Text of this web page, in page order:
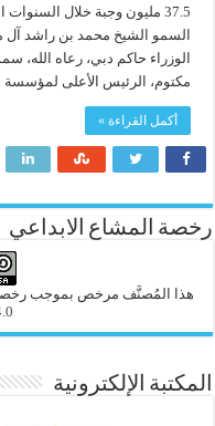
37.5 مليون وجبة خلال
السمو الشيخ محمد بن راشد
الوزراء حاكم دبي، رعاه الله،
مكتوم، الرئيس الأعلى
أكمل القراءة »
رخصة المشاع الابداعي
هذا المُصنَّف مرخص بموجب رخصة
المكتبة الإلكترونية